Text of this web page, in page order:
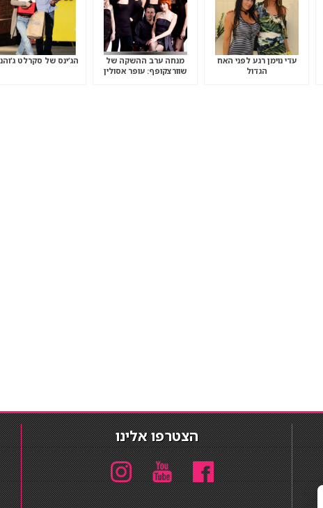
עדי נוימן רגע לפני האח
הגדול
מנחה ערב ההשקה של
שוורצקופף: עופר אסולין
הג’ינס של סקרלט
הצטרפו אלינו